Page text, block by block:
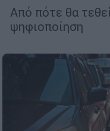
Από πότε θα
ψηφιοποίηση